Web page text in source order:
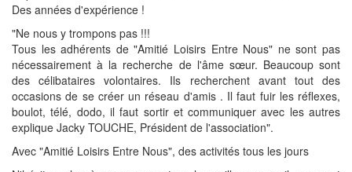
Des années d'expérience !
"Ne nous y trompons pas !!!
Tous les adhérents de "Amitié Loisirs Entre Nous" ne sont pas
nécessairement à la recherche de l'âme sœur. Beaucoup sont
des célibataires volontaires. Ils recherchent avant tout des
occasions de se créer un réseau d'amis . Il faut fuir les réflexes,
boulot, télé, dodo, il faut sortir et communiquer avec les autres
explique Jacky TOUCHE, Président de l'association".
Avec "Amitié Loisirs Entre Nous", des activités tous les jours